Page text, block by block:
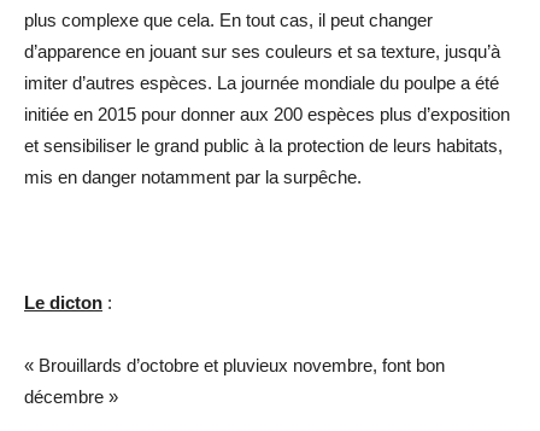
plus complexe que cela. En tout cas, il peut changer
d’apparence en jouant sur ses couleurs et sa texture, jusqu’à
imiter d’autres espèces. La journée mondiale du poulpe a été
initiée en 2015 pour donner aux 200 espèces plus d’exposition
et sensibiliser le grand public à la protection de leurs habitats,
mis en danger notamment par la surpêche.
Le dicton :
« Brouillards d’octobre et pluvieux novembre, font bon
décembre »